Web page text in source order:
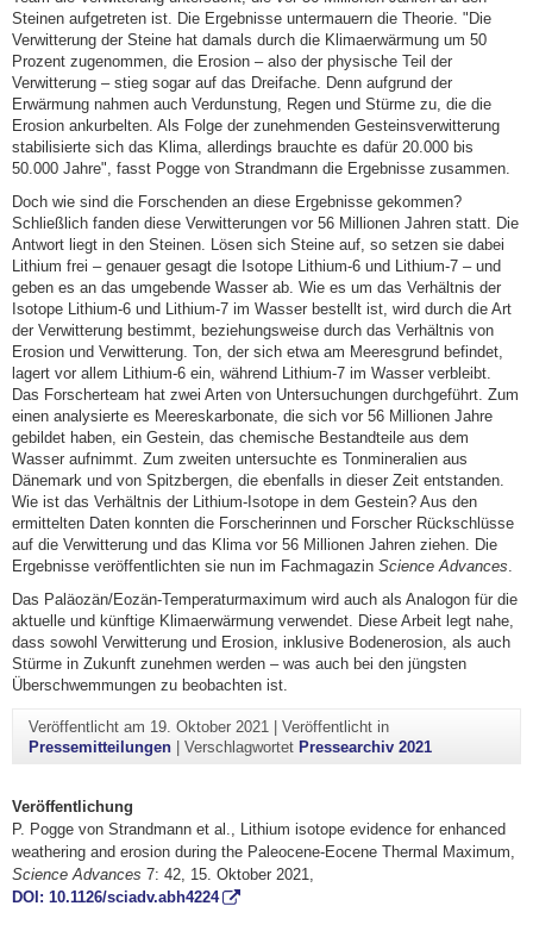
Steinen aufgetreten ist. Die Ergebnisse untermauern die Theorie. "Die
Verwitterung der Steine hat damals durch die Klimaerwärmung um 50
Prozent zugenommen, die Erosion – also der physische Teil der
Verwitterung – stieg sogar auf das Dreifache. Denn aufgrund der
Erwärmung nahmen auch Verdunstung, Regen und Stürme zu, die die
Erosion ankurbelten. Als Folge der zunehmenden Gesteinsverwitterung
stabilisierte sich das Klima, allerdings brauchte es dafür 20.000 bis
50.000 Jahre", fasst Pogge von Strandmann die Ergebnisse zusammen.
Doch wie sind die Forschenden an diese Ergebnisse gekommen?
Schließlich fanden diese Verwitterungen vor 56 Millionen Jahren statt. Die
Antwort liegt in den Steinen. Lösen sich Steine auf, so setzen sie dabei
Lithium frei – genauer gesagt die Isotope Lithium-6 und Lithium-7 – und
geben es an das umgebende Wasser ab. Wie es um das Verhältnis der
Isotope Lithium-6 und Lithium-7 im Wasser bestellt ist, wird durch die Art
der Verwitterung bestimmt, beziehungsweise durch das Verhältnis von
Erosion und Verwitterung. Ton, der sich etwa am Meeresgrund befindet,
lagert vor allem Lithium-6 ein, während Lithium-7 im Wasser verbleibt.
Das Forscherteam hat zwei Arten von Untersuchungen durchgeführt. Zum
einen analysierte es Meereskarbonate, die sich vor 56 Millionen Jahre
gebildet haben, ein Gestein, das chemische Bestandteile aus dem
Wasser aufnimmt. Zum zweiten untersuchte es Tonmineralien aus
Dänemark und von Spitzbergen, die ebenfalls in dieser Zeit entstanden.
Wie ist das Verhältnis der Lithium-Isotope in dem Gestein? Aus den
ermittelten Daten konnten die Forscherinnen und Forscher Rückschlüsse
auf die Verwitterung und das Klima vor 56 Millionen Jahren ziehen. Die
Ergebnisse veröffentlichten sie nun im Fachmagazin Science Advances
Das Paläozän/Eozän-Temperaturmaximum wird auch als Analogon für die
aktuelle und künftige Klimaerwärmung verwendet. Diese Arbeit legt nahe,
dass sowohl Verwitterung und Erosion, inklusive Bodenerosion, als auch
Stürme in Zukunft zunehmen werden – was auch bei den jüngsten
Überschwemmungen zu beobachten ist.
Veröffentlicht am 19. Oktober 2021
Veröffentlicht in
Pressemitteilungen| Verschlagwortet Pressearchiv 2021
Veröffentlichung
P. Pogge von Strandmann et al., Lithium isotope evidence for enhanced
weathering and erosion during the Paleocene-Eocene Thermal Maximum,
Science Advances 7: 42, 15. Oktober 2021,
DOI: 10.1126/sciadv.abh4224